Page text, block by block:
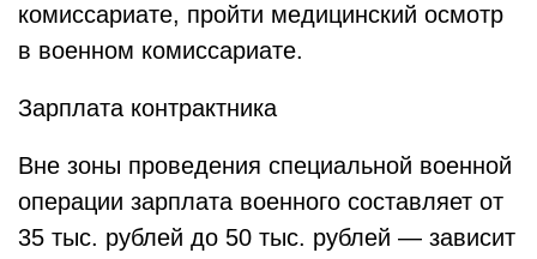
комиссариате, пройти медицинский осмотр
в военном комиссариате.
Зарплата контрактника
Вне зоны проведения специальной военной
операции зарплата военного составляет от
35 тыс. рублей до 50 тыс. рублей — зависит